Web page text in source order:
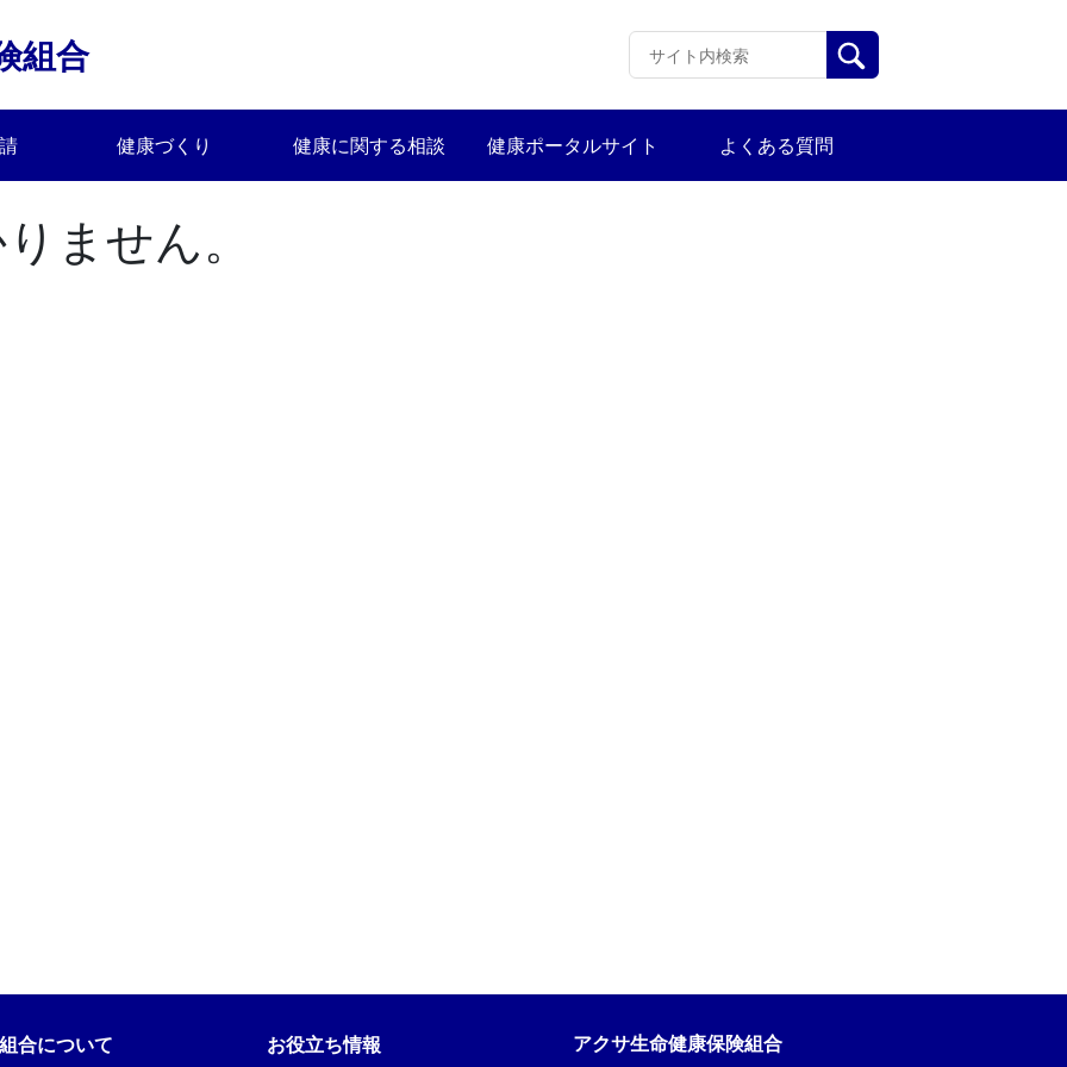
組合
健康づくり 健康に関する相談 健康ポータルサイト よくある質問
ません。
合について お役立ち情報 アクサ生命健康保険組合